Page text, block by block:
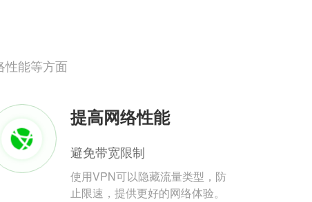
性能等方面
提高网络性能
避免带宽限制
使用VPN可以隐藏流量类型，防
止限速，提供更好的网络体验。